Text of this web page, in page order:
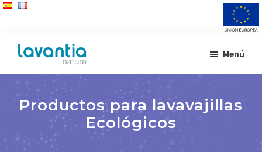
Saltar
contenido
Saltar
pie
página
Fabricante
productos
de
limpieza
Menú
Productos para lavavajillas
Ecológicos